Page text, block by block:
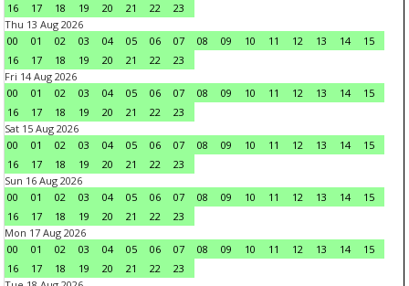
16
17 18 19 20 21 22
23
Thu 13 Aug 2026
00
01 02 03 04 05 06 07 08 09 10 11 12 13 14
15
16
17 18 19 20 21 22
23
Fri 14 Aug 2026
00
01 02 03 04 05 06 07 08 09 10 11 12 13 14
15
16
17 18 19 20 21 22
23
Sat 15 Aug 2026
00
01 02 03 04 05 06 07 08 09 10 11 12 13 14
15
16
17 18 19 20 21 22
23
Sun 16 Aug 2026
00
01 02 03 04 05 06 07 08 09 10 11 12 13 14
15
16
17 18 19 20 21 22
23
Mon 17 Aug 2026
00
01 02 03 04 05 06 07 08 09 10 11 12 13 14
15
16
17 18 19 20 21 22
23